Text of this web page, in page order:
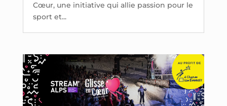
Cœur, une initiative qui allie passion pour le
sport et...